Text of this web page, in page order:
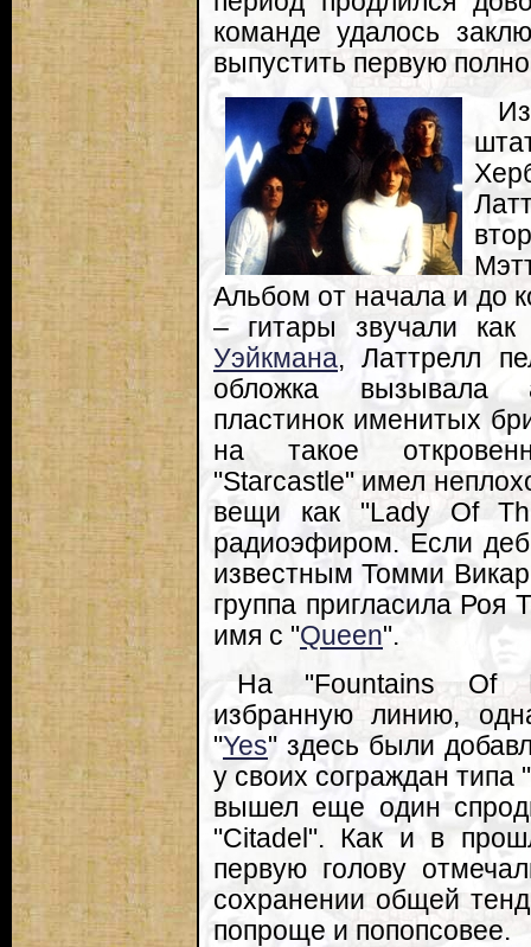
команде удалось
выпустить первую
Альбом от начала и до
– гитары звучали
Уэйкмана, Латтрелл
обложка вызывала
пластинок именитых
на такое
"Starcastle" имел
вещи как "Lady Of
радиоэфиром. Если
известным Томми
группа пригласила Роя
имя с "Queen".
На "Fountains Of
избранную линию,
"Yes" здесь были
у своих сограждан типа "
вышел еще один
"Citadel". Как и в
первую голову
сохранении общей
попроще и попопсовее.